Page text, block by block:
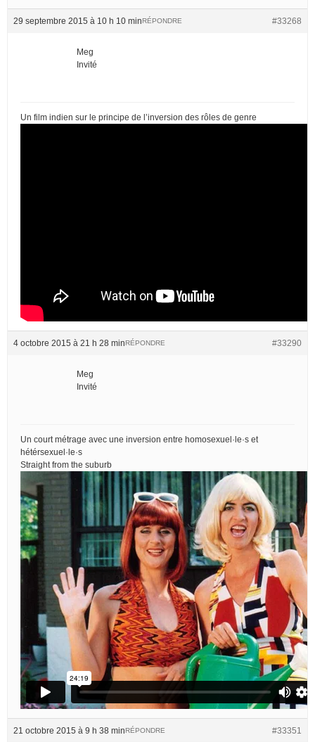
29 septembre 2015 à 10 h 10 min #33268
RÉPONDRE
Meg
Invité
Un film indien sur le principe de l’inversion des rôles de genre
4 octobre 2015 à 21 h 28 min #33290
RÉPONDRE
Meg
Invité
Un court métrage avec une inversion entre homosexuel·le·s et
hétérsexuel·le·s
Straight from the suburb
21 octobre 2015 à 9 h 38 min #33351
RÉPONDRE